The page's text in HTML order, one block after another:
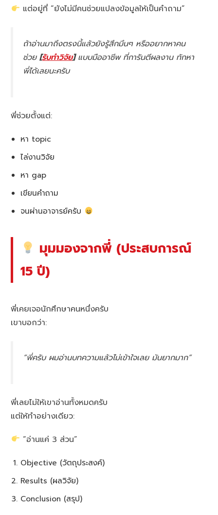
แต่อยู่ที่ “ยังไม่มีคนช่วยแปลงข้อมูลให้เป็นคำถาม”
ถ้าอ่านมาถึงตรงนี้แล้วยังรู้สึกมึนๆ หรืออยากหาคน
ช่วย[รับทำวิจัย]แบบมืออาชีพ ที่การันตีผลงาน ทักหา
พี่ได้เลยนะครับ
พี่ช่วยตั้งแต่:
หา topic
ไล่งานวิจัย
หา gap
เขียนคำถาม
จนผ่านอาจารย์ครับ
มุมมองจากพี่ (ประสบการณ์
15 ปี)
พี่เคยเจอนักศึกษาคนหนึ่งครับ
เขาบอกว่า:
“พี่ครับ ผมอ่านบทความแล้วไม่เข้าใจเลย มันยากมาก”
พี่เลยไม่ให้เขาอ่านทั้งหมดครับ
แต่ให้ทำอย่างเดียว:
“อ่านแค่ 3 ส่วน”
Objective (วัตถุประสงค์)
Results (ผลวิจัย)
Conclusion (สรุป)